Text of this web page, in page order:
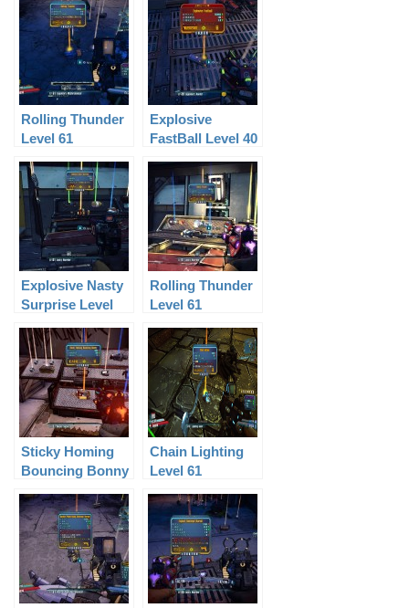
Rolling Thunder
Level 61
Explosive
FastBall Level 40
Explosive Nasty
Surprise Level
Rolling Thunder
Level 61
Sticky Homing
Bouncing Bonny
Chain Lighting
Level 61